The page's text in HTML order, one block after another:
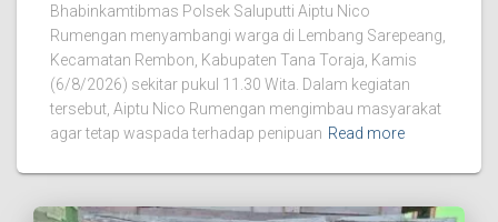
Bhabinkamtibmas Polsek Saluputti Aiptu Nico
Rumengan menyambangi warga di Lembang Sarepeang,
Kecamatan Rembon, Kabupaten Tana Toraja, Kamis
(6/8/2026) sekitar pukul 11.30 Wita. Dalam kegiatan
tersebut, Aiptu Nico Rumengan mengimbau masyarakat
agar tetap waspada terhadap penipuan Read more